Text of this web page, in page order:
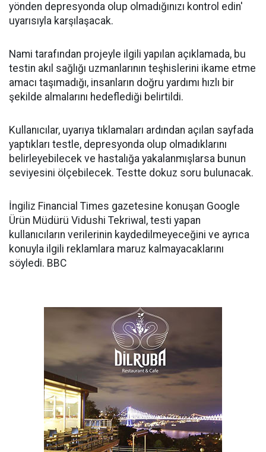
yönden depresyonda olup olmadığınızı kontrol edin'
uyarısıyla karşılaşacak.
Nami tarafından projeyle ilgili yapılan açıklamada, bu
testin akıl sağlığı uzmanlarının teşhislerini ikame etme
amacı taşımadığı, insanların doğru yardımı hızlı bir
şekilde almalarını hedeflediği belirtildi.
Kullanıcılar, uyarıya tıklamaları ardından açılan sayfada
yaptıkları testle, depresyonda olup olmadıklarını
belirleyebilecek ve hastalığa yakalanmışlarsa bunun
seviyesini ölçebilecek. Testte dokuz soru bulunacak.
İngiliz Financial Times gazetesine konuşan Google
Ürün Müdürü Vidushi Tekriwal, testi yapan
kullanıcıların verilerinin kaydedilmeyeceğini ve ayrıca
konuyla ilgili reklamlara maruz kalmayacaklarını
söyledi. BBC